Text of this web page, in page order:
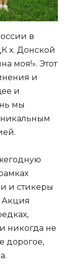
в
х. Донской
моя!». Этот
и
и
мы
и стикеры
Акция
никогда не
дорогое,